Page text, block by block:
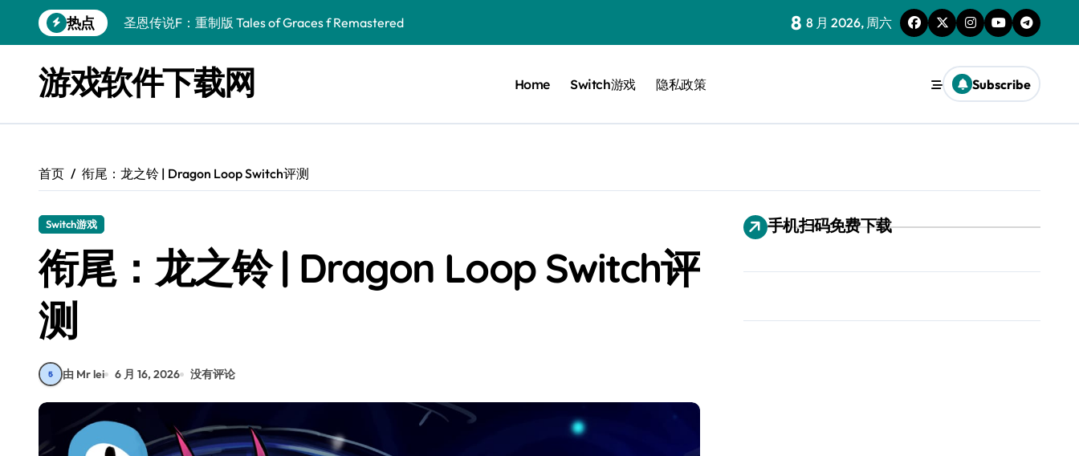
到
热点
圣恩传说F：重制版 Tales of Graces f Remastered
终焉之玛格诺利亚：雾中之花 ENDER MAGNOLIA Bloom in the mist
休闲运动系列：网球 Casual Sport Series Tennis
星球大战前传1：绝地力量之战 Star Wars Episode I Jedi Power Battles
阿瑞亚之旅 Worlds of Aria
阿喀琉斯：传说未竟之谜 Achilles Legends Untold
8 8 月 2026, 周六
游戏软件下载网 Home Switch游戏 隐私政策 Subscribe
首页 衔尾：龙之铃 | Dragon Loop Switch评测
Switch游戏
衔尾：龙之铃 | Dragon Loop Switch评
测
由 Mr lei 6 月 16, 2026 没有评论
手机扫码免费下载